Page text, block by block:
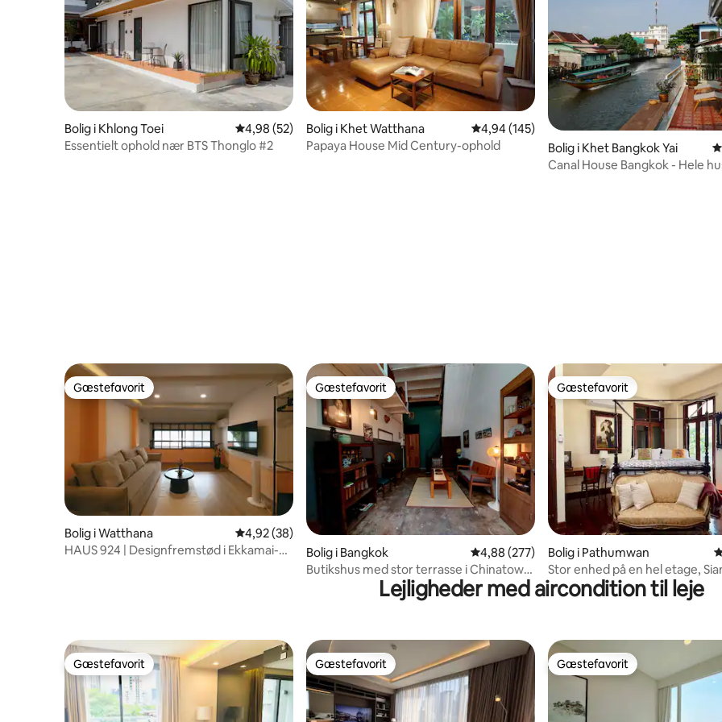
Bolig i Khlong Toei 4,98 ud af 5 i gennemsnitlig bedømmelse, 52 omtaler
4,98 (52)
Essentielt ophold nær BTS Thonglo #2
Bolig i Khet Watthana 4,94 ud af 5 i gennemsnitlig bedømmelse,
4,94 (145)
Papaya House Mid Century-ophold
Bolig i Khet Bangkok Yai
Canal House Bangkok - Hele
Gæstefavorit
Gæstefavorit
Bolig i Watthana 4,92 ud af 5 i gennemsnitlig bedømmelse, 38 omtaler
4,92 (38)
HAUS 924 | Designfremstød i Ekkamai-
Gæstefavorit
Gæstefavorit
Bolig i Bangkok 4,88 ud af 5 i gennemsnitlig bedømmelse,
4,88 (277)
Butikshus med stor terrasse i Chinatown,
Gæstefavorit
Gæstefavorit
Bolig i Pathumwan
Stor enhed på en hel etage,
afhentning i lufthavnen
Lejligheder med aircondition til leje
Gæstefavorit
Gæstefavorit Gæstefavorit
Gæstefavorit Gæstefavorit
Gæstefavorit